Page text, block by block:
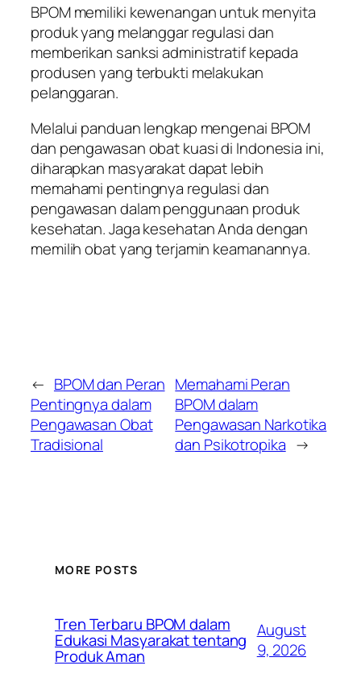
BPOM memiliki kewenangan untuk menyita
produk yang melanggar regulasi dan
memberikan sanksi administratif kepada
produsen yang terbukti melakukan
pelanggaran.
Melalui panduan lengkap mengenai BPOM
dan pengawasan obat kuasi di Indonesia ini,
diharapkan masyarakat dapat lebih
memahami pentingnya regulasi dan
pengawasan dalam penggunaan produk
kesehatan. Jaga kesehatan Anda dengan
memilih obat yang terjamin keamanannya.
← BPOM dan Peran
Pentingnya dalam
Pengawasan Obat
Tradisional
Memahami Peran
BPOM dalam
Pengawasan Narkotika
dan Psikotropika →
MORE POSTS
Tren Terbaru BPOM dalam
Edukasi Masyarakat tentang
Produk Aman
August
9, 2026